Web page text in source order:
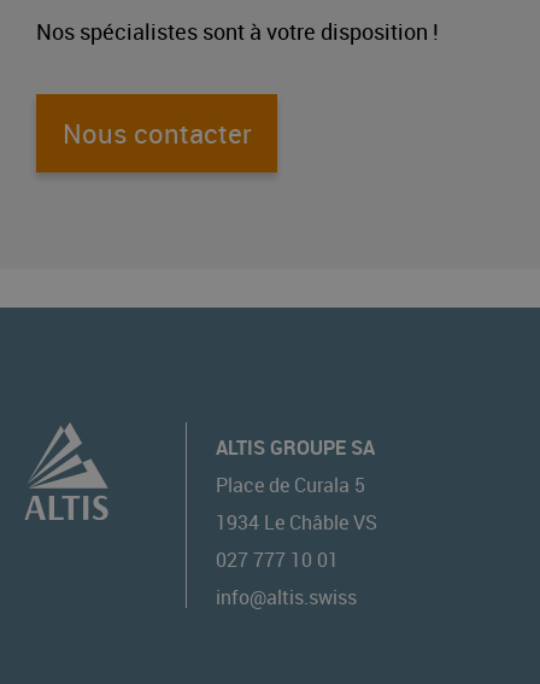
Nos spécialistes sont à votre disposition !
Nous contacter
ALTIS GROUPE SA
Place de Curala 5
1934 Le Châble VS
027 777 10 01
info@altis.swiss